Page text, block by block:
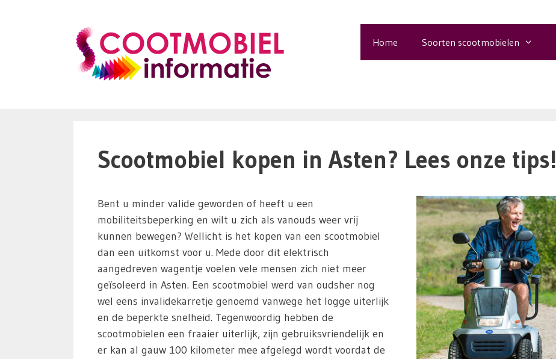
Home Soorten scootmobielen
Scootmobiel kopen in Asten? Lees onze tips!
Bent u minder valide geworden of heeft u een
mobiliteitsbeperking en wilt u zich als vanouds weer vrij
kunnen bewegen? Wellicht is het kopen van een scootmobiel
dan een uitkomst voor u. Mede door dit elektrisch
aangedreven wagentje voelen vele mensen zich niet meer
geïsoleerd in Asten. Een scootmobiel werd van oudsher nog
wel eens invalidekarretje genoemd vanwege het logge uiterlijk
en de beperkte snelheid. Tegenwoordig hebben de
scootmobielen een fraaier uiterlijk, zijn gebruiksvriendelijk en
er kan al gauw 100 kilometer mee afgelegd wordt voordat de